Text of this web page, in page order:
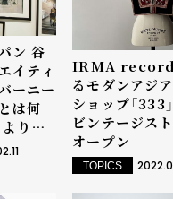
ン 谷
イティ
ーニー
は何
りパ
える専
IRMA
るモダンアジ
ショップ「333
ビンテージス
オープン
TOPICS